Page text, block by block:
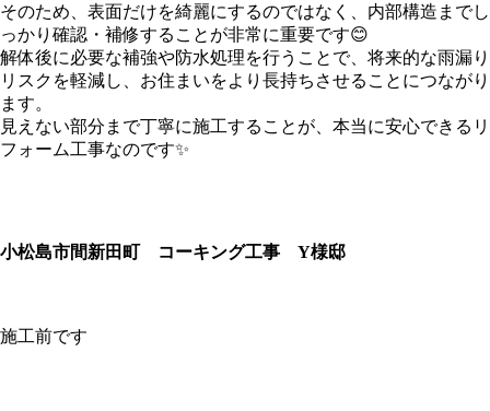
そのため、表面だけを綺麗にするのではなく、内部構造までし
っかり確認・補修することが非常に重要です😊
解体後に必要な補強や防水処理を行うことで、将来的な雨漏り
リスクを軽減し、お住まいをより長持ちさせることにつながり
ます。
見えない部分まで丁寧に施工することが、本当に安心できるリ
フォーム工事なのです✨
小松島市間新田町 コーキング工事 Y様邸
施工前です